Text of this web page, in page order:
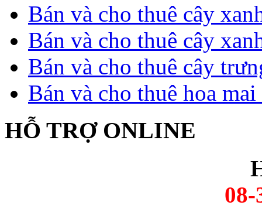
Bán và cho thuê cây
Bán và cho thuê cây
Bán và cho thuê cây
Bán và cho thuê hoa mai
HỖ TRỢ ONLINE
08-